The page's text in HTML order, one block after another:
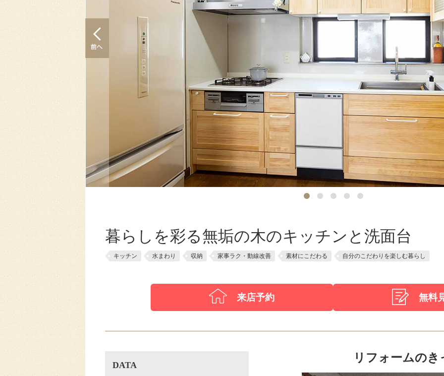
暮らしを彩る無垢の木のキッチンと洗面台
キッチン 水まわり 収納 家事ラク・動線改善 素材にこだわる 自分のこだわりを楽しむ暮らし
来店予約 無料
リフォームのき
DATA